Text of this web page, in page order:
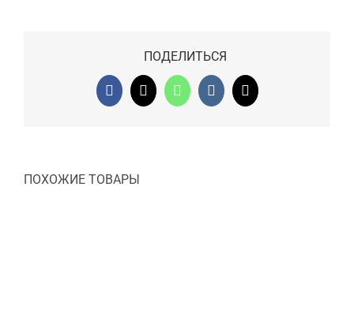
ПОДЕЛИТЬСЯ
Facebook
X WhatsApp
Vk Email
ПОХОЖИЕ ТОВАРЫ